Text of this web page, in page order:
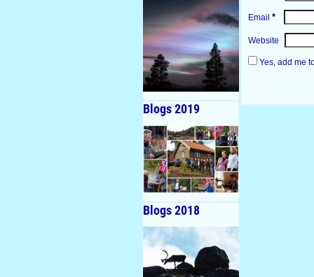
Email *
Website
Yes, add me
Blogs 2019
Blogs 2018